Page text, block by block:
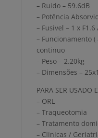
– Ruido – 59.6dB
– Potência
– Fusivel – 1 x F1.6
– Funcionamento (
continuo
– Peso – 2.20kg
– Dimensões –
PARA SER USADO
– ORL
– Traqueotomia
– Tratamento
– Clínicas /